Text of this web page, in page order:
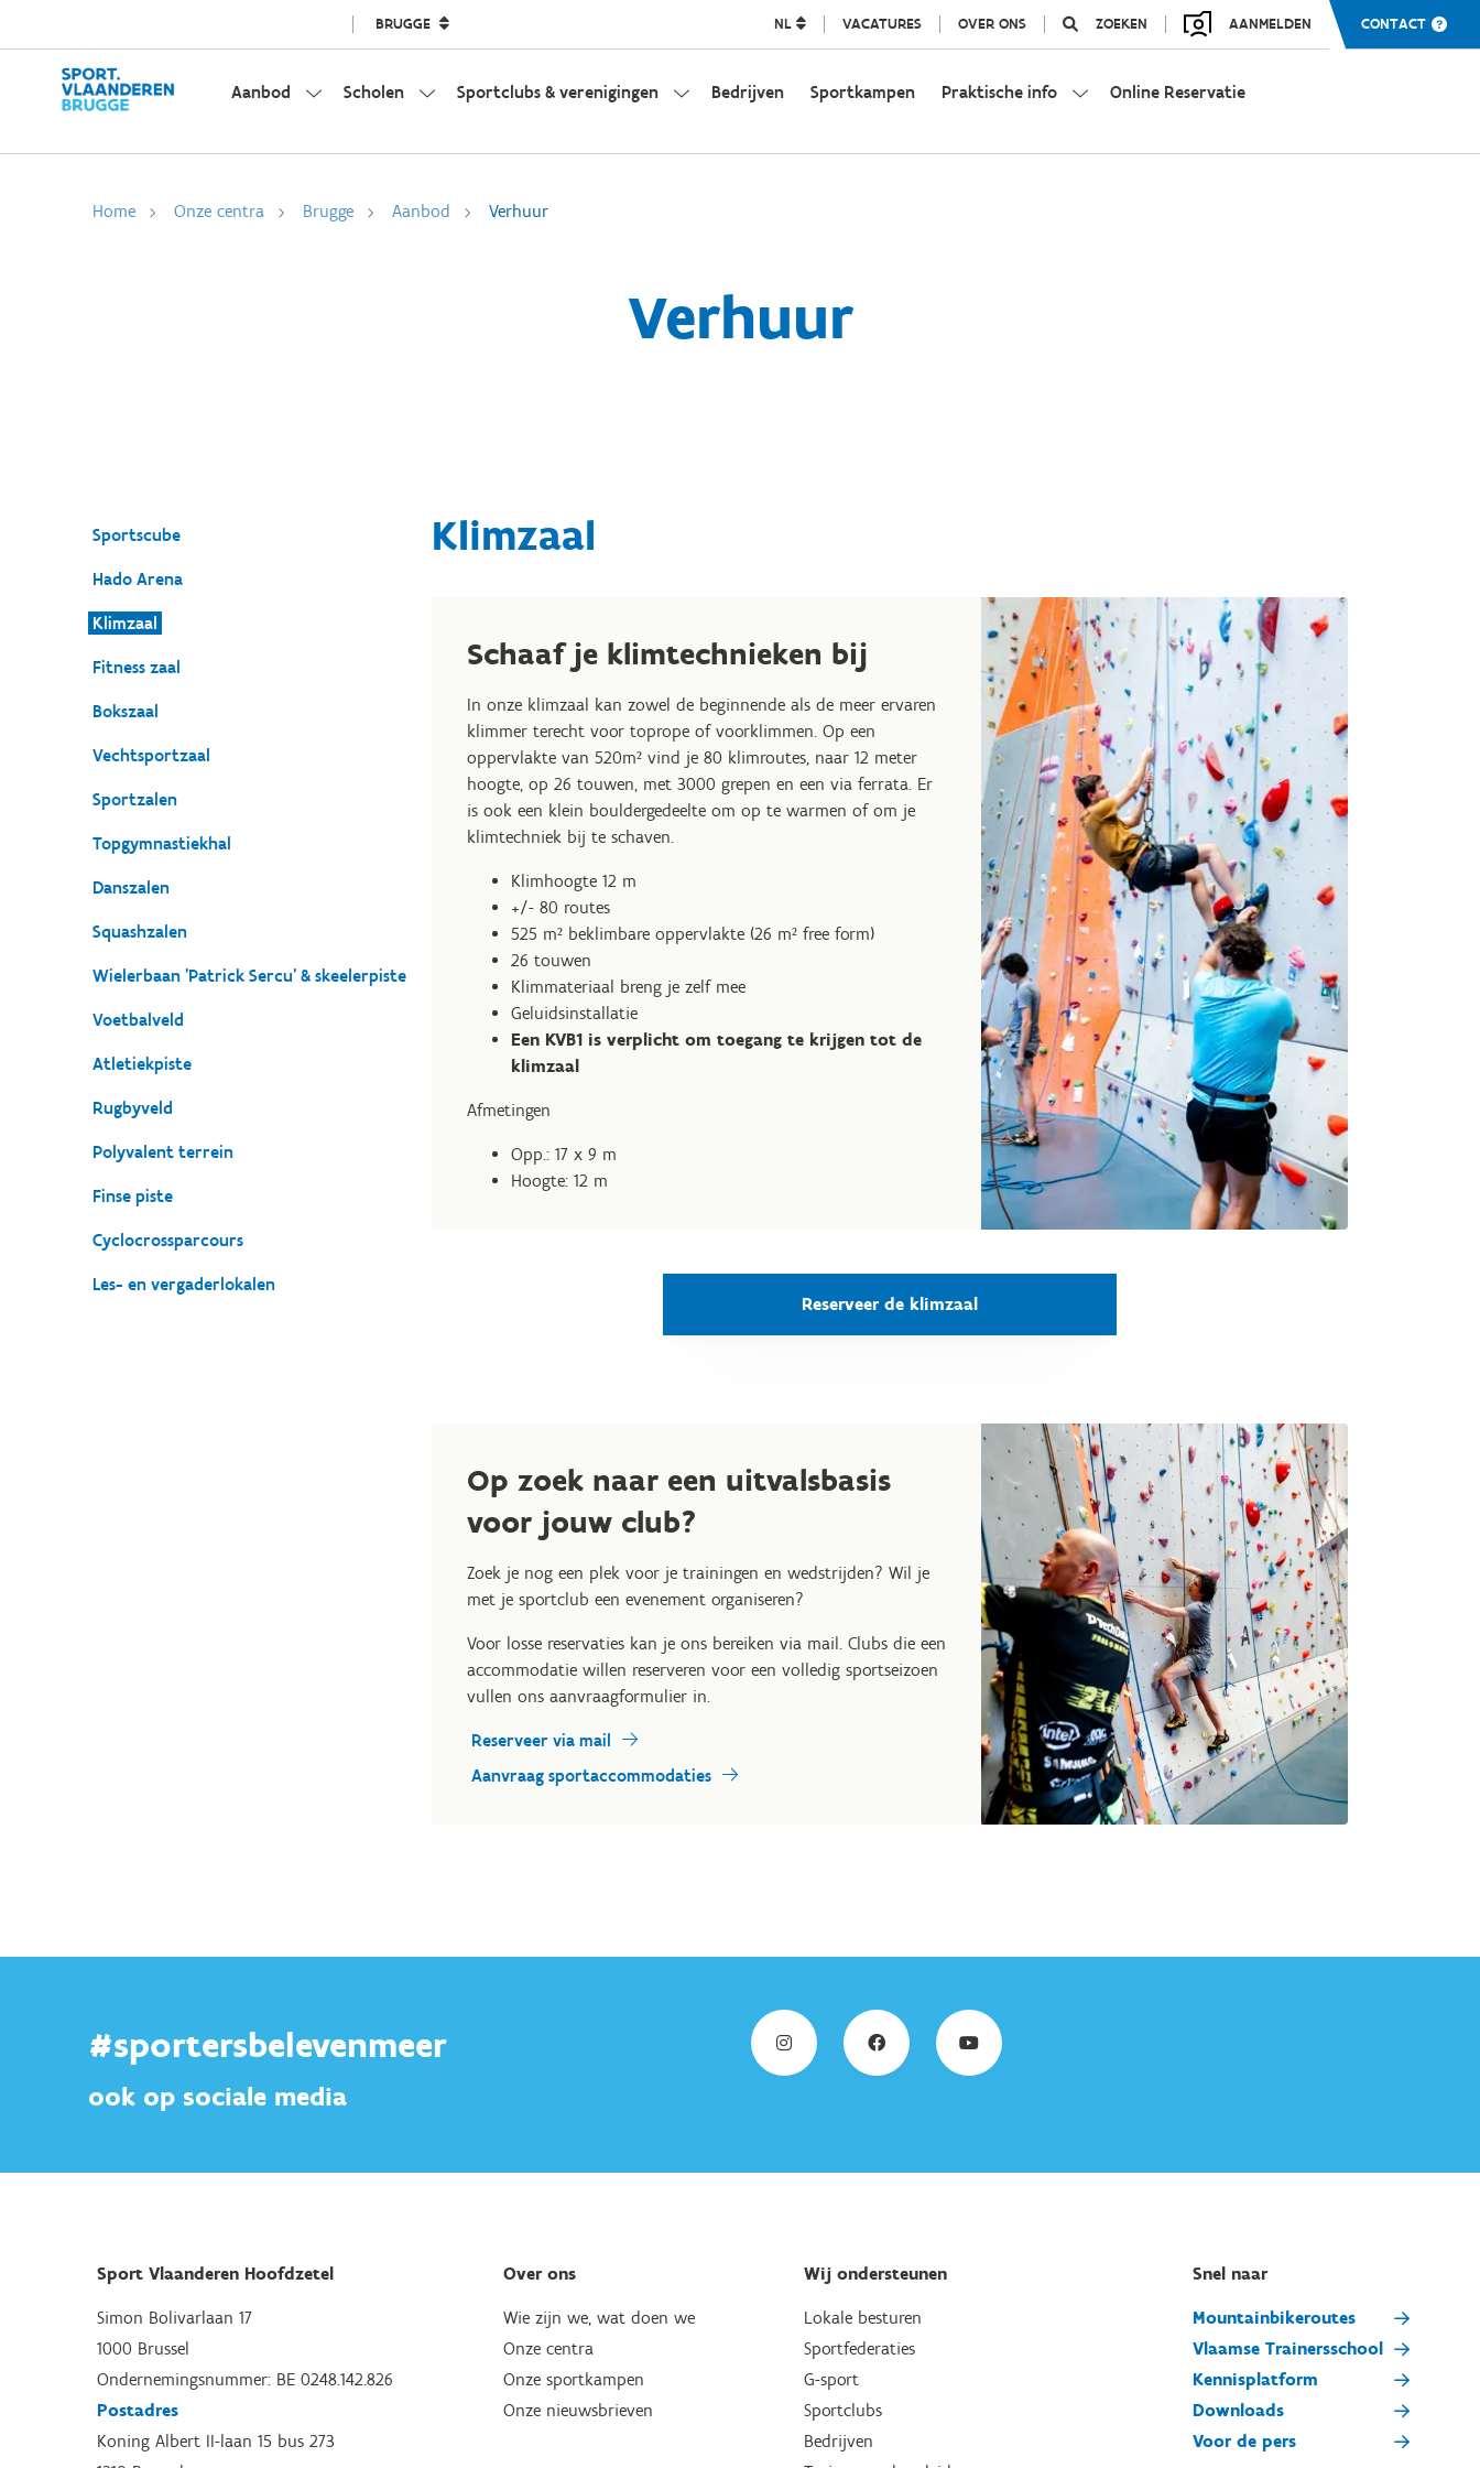
BRUGGE NL VACATURES OVER ONS ZOEKEN AANMELDEN CONTACT
Aanbod Scholen Sportclubs & verenigingen Bedrijven Sportkampen Praktische info Online Reservatie
Home Onze centra Brugge Aanbod Verhuur
Verhuur
Sportscube
Hado Arena
Klimzaal
Fitness zaal
Bokszaal
Vechtsportzaal
Sportzalen
Topgymnastiekhal
Danszalen
Squashzalen
Wielerbaan 'Patrick Sercu' & skeelerpiste
Voetbalveld
Atletiekpiste
Rugbyveld
Polyvalent terrein
Finse piste
Cyclocrossparcours
Les- en vergaderlokalen
Klimzaal
Schaaf je klimtechnieken bij
In onze klimzaal kan zowel de beginnende als de meer ervaren
klimmer terecht voor toprope of voorklimmen. Op een
oppervlakte van 520m² vind je 80 klimroutes, naar 12 meter
hoogte, op 26 touwen, met 3000 grepen en een via ferrata. Er
is ook een klein bouldergedeelte om op te warmen of om je
klimtechniek bij te schaven.
Klimhoogte 12 m
+/- 80 routes
525 m² beklimbare oppervlakte (26 m² free form)
26 touwen
Klimmateriaal breng je zelf mee
Geluidsinstallatie
Een KVB1 is verplicht om toegang te krijgen tot de
klimzaal
Afmetingen
Opp.: 17 x 9 m
Hoogte: 12 m
Reserveer de klimzaal
Op zoek naar een uitvalsbasis
voor jouw club?
Zoek je nog een plek voor je trainingen en wedstrijden? Wil je
met je sportclub een evenement organiseren?
Voor losse reservaties kan je ons bereiken via mail. Clubs die een
accommodatie willen reserveren voor een volledig sportseizoen
vullen ons aanvraagformulier in.
Reserveer via mail
Aanvraag sportaccommodaties
#sportersbelevenmeer
ook op sociale media
Sport Vlaanderen Hoofdzetel
Simon Bolivarlaan 17
1000 Brussel
Ondernemingsnummer: BE 0248.142.826
Postadres
Koning Albert II-laan 15 bus 273
Over ons
Wie zijn we, wat doen we
Onze centra
Onze sportkampen
Onze nieuwsbrieven
Wij ondersteunen
Lokale besturen
Sportfederaties
G-sport
Sportclubs
Bedrijven
Snel naar
Mountainbikeroutes
Vlaamse Trainersschool
Kennisplatform
Downloads
Voor de pers